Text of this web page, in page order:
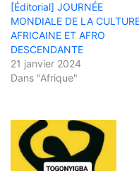
[Éditorial] JOURNÉE
MONDIALE DE LA
AFRICAINE ET AFRO
DESCENDANTE
21 janvier 2024
Dans "Afrique"